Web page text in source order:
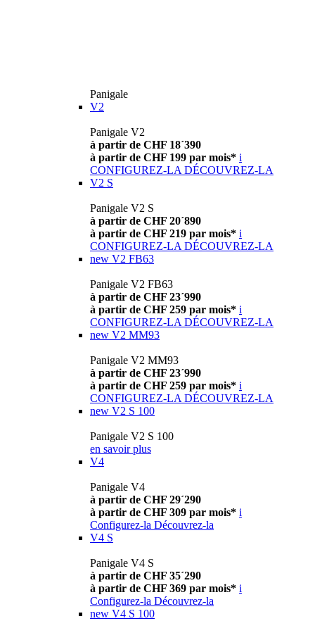
Panigale
V2
Panigale V2
à partir de CHF 18´390
à partir de CHF 199 par mois* i
CONFIGUREZ-LA DÉCOUVREZ-LA
V2 S
Panigale V2 S
à partir de CHF 20´890
à partir de CHF 219 par mois* i
CONFIGUREZ-LA DÉCOUVREZ-LA
new V2 FB63
Panigale V2 FB63
à partir de CHF 23´990
à partir de CHF 259 par mois* i
CONFIGUREZ-LA DÉCOUVREZ-LA
new V2 MM93
Panigale V2 MM93
à partir de CHF 23´990
à partir de CHF 259 par mois* i
CONFIGUREZ-LA DÉCOUVREZ-LA
new V2 S 100
Panigale V2 S 100
en savoir plus
V4
Panigale V4
à partir de CHF 29´290
à partir de CHF 309 par mois* i
Configurez-la Découvrez-la
V4 S
Panigale V4 S
à partir de CHF 35´290
à partir de CHF 369 par mois* i
Configurez-la Découvrez-la
new V4 S 100